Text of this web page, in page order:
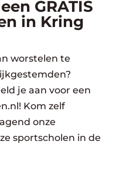
GRATIS
in Kring
worstelen te
je aan voor een
Kom zelf
onze
sportscholen in de